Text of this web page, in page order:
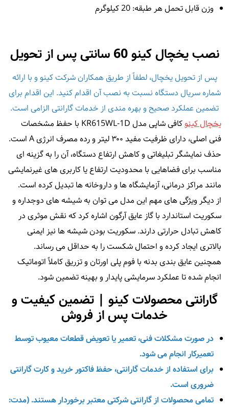
وزن قابل تحمل هر طبقه: 20 کیلوگرم
نصب یخچال کینو 60 سانتی پس از تحویل
پس از تحویل یخچال، لطفاً از طریق همکاران شرکت کینو و با ارائه
شماره سریال دستگاه نسبت به نصب آن اقدام کنید. این اقدام برای
تضمین عملکرد صحیح و بهره‌ مندی از خدمات گارانتی الزامی است.
یخچال کینو
کافی شاپی مدل KR615WL-1D با حفظ مشخصات
فنی اصلی، دارای ظرفیت مفید ۳۰۰ لیتر و رده مصرف انرژی A است.
حذف نمایشگر تبلیغاتی و کاهش ارتفاع دستگاه، آن را به گزینه‌ ای
مناسب برای فضاهایی با محدودیت ارتفاع یا کاربری‌ های غیرنمایشی
مانند مراکز درمانی، آزمایشگاه‌ ها و داروخانه‌ ها تبدیل کرده است.
از دیگر ویژگی‌ های مهم این مدل می‌ توان به شیشه‌ های دوجداره و
سکوریت استاندارد با گاز عایق آرگون اشاره کرد که نقش موثری در
کاهش تبادل حرارتی دارند. سکوریت بودن شیشه‌ ها نیز ایمنی
بالاتری ایجاد کرده و احتمال شکست را به حداقل می‌ رساند.
همچنین عایق‌ بندی بدنه با فوم پلی‌ اورتان و تزریق کاملاً اتوماتیک
انجام شده تا عملکرد سرمایشی پایدار و بهینه تضمین شود.
گارانتی محصولات کینو | تضمین کیفیت و
خدمات پس از فروش
در صورت مشکلات فنی، تعمیر یا تعویض قطعات معیوب توسط
تعمیرکار انجام می‌ شود.
برای استفاده از خدمات گارانتی، حفظ فاکتور خرید و کارت گارانتی
ضروری است.
تمامی محصولات از گارانتی شرکتی معتبر برخوردار هستند. (مدت: